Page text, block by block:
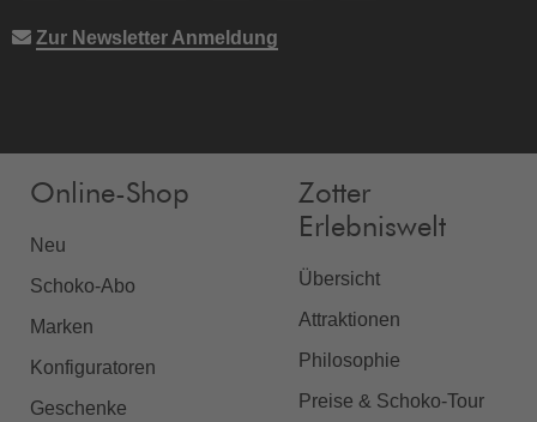
Zur Newsletter Anmeldung
Online-Shop
Neu
Schoko-Abo
Marken
Konfiguratoren
Geschenke
Zotter
Erlebniswelt
Übersicht
Attraktionen
Philosophie
Preise & Schoko-Tour